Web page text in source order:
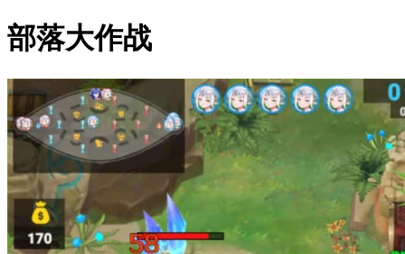
部落大作战